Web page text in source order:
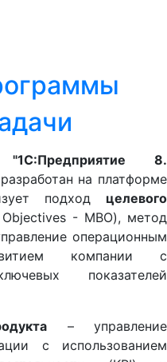
"1С:Предприятие 8.
разработан на платформе
подход целевого
- MBO), метод
операционным
компании с
показателей
– управление
с использованием